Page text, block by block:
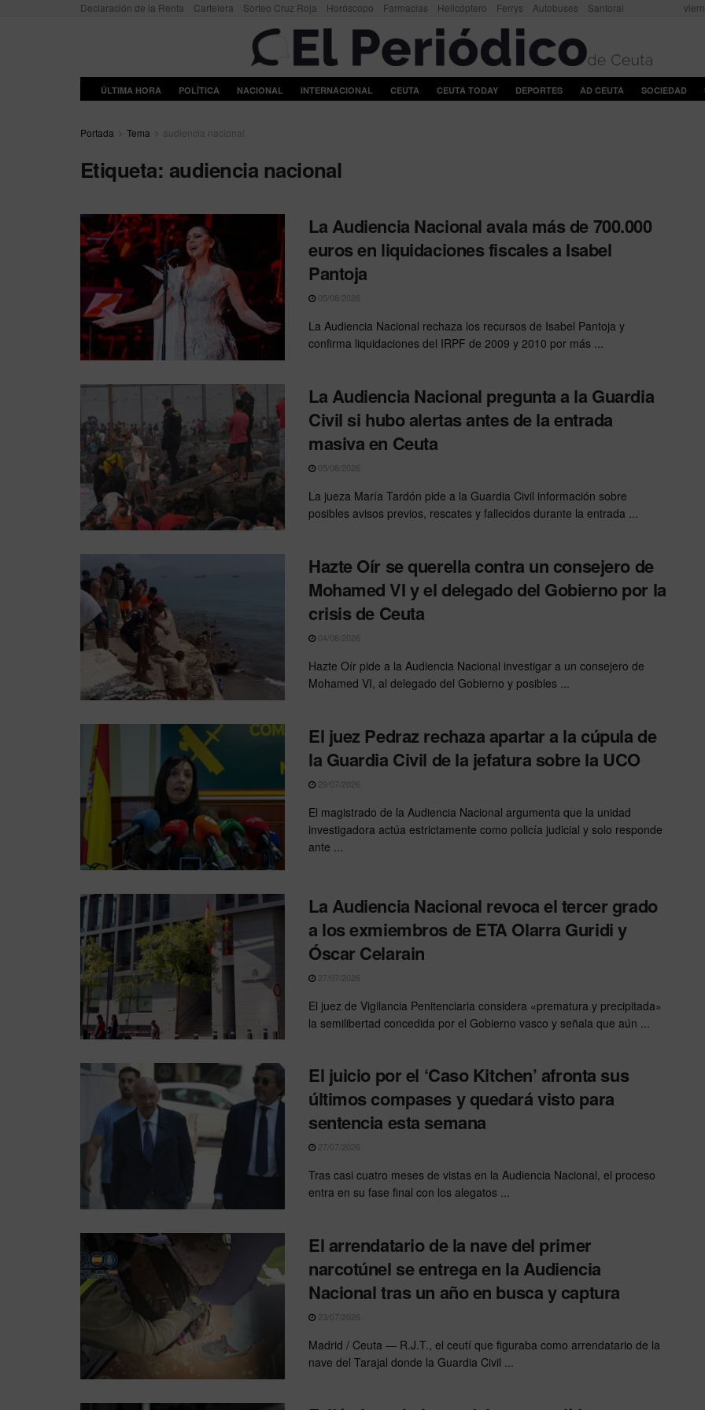
Declaración de la Renta Cartelera Sorteo Cruz Roja Horóscopo Farmacias Helicóptero Ferrys Autobuses Santoral
ÚLTIMA HORA POLÍTICA NACIONAL INTERNACIONAL CEUTA CEUTA TODAY DEPORTES AD CEUTA SOCIEDAD
Portada Tema audiencia nacional
Etiqueta: audiencia nacional
La Audiencia Nacional avala más de 700.000
euros en liquidaciones fiscales a Isabel
Pantoja
05/08/2026
La Audiencia Nacional rechaza los recursos de Isabel Pantoja y
confirma liquidaciones del IRPF de 2009 y 2010 por más ...
La Audiencia Nacional pregunta a la Guardia
Civil si hubo alertas antes de la entrada
masiva en Ceuta
05/08/2026
La jueza María Tardón pide a la Guardia Civil información sobre
posibles avisos previos, rescates y fallecidos durante la entrada ...
Hazte Oír se querella contra un consejero de
Mohamed VI y el delegado del Gobierno por la
crisis de Ceuta
04/08/2026
Hazte Oír pide a la Audiencia Nacional investigar a un consejero de
Mohamed VI, al delegado del Gobierno y posibles ...
El juez Pedraz rechaza apartar a la cúpula de
la Guardia Civil de la jefatura sobre la UCO
29/07/2026
El magistrado de la Audiencia Nacional argumenta que la unidad
investigadora actúa estrictamente como policía judicial y solo responde
ante ...
La Audiencia Nacional revoca el tercer grado
a los exmiembros de ETA Olarra Guridi y
Óscar Celarain
27/07/2026
El juez de Vigilancia Penitenciaria considera «prematura y precipitada»
la semilibertad concedida por el Gobierno vasco y señala que aún ...
El juicio por el ‘Caso Kitchen’ afronta sus
últimos compases y quedará visto para
sentencia esta semana
27/07/2026
Tras casi cuatro meses de vistas en la Audiencia Nacional, el proceso
entra en su fase final con los alegatos ...
El arrendatario de la nave del primer
narcotúnel se entrega en la Audiencia
Nacional tras un año en busca y captura
23/07/2026
Madrid / Ceuta — R.J.T., el ceutí que figuraba como arrendatario de la
nave del Tarajal donde la Guardia Civil ...